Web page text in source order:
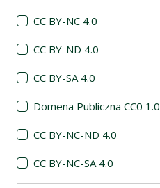
CC BY-NC 4.0
CC BY-ND 4.0
CC BY-SA 4.0
Domena Publiczna CC0 1.0
CC BY-NC-ND 4.0
CC BY-NC-SA 4.0